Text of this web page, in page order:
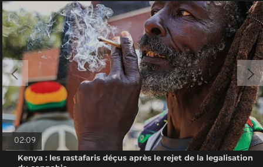
02:09
Kenya : les rastafaris déçus après le rejet de la legalisation